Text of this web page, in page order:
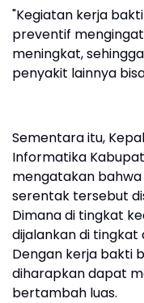
"Kegiatan kerja
preventif
meningkat,
penyakit lainnya
Sementara itu,
Informatika
mengatakan
serentak tersebut
Dimana di tingkat
dijalankan di tingkat
Dengan kerja bakti
diharapkan dapat
bertambah luas.